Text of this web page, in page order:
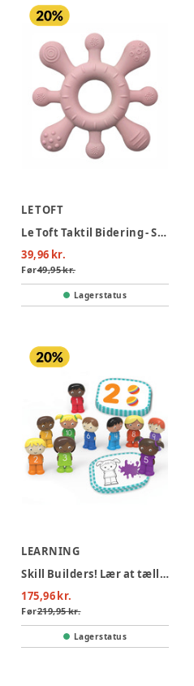
LE TOFT
Le Toft Taktil Bidering - Støvet Rosa
39,96 kr.
Før49,95 kr.
Lagerstatus
LEARNING
Skill Builders! Lær at tælle til 10
175,96 kr.
Før219,95 kr.
Lagerstatus